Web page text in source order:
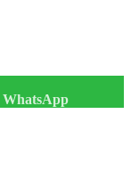
WhatsApp